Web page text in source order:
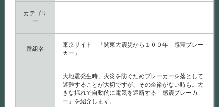
は
カテゴリ
ー
番組名
東京サイト 「関東大震災から１００年 感震ブレー
カー」
大地震発生時、火災を防ぐためブレーカーを落として
避難することが大切ですが、その余裕がない時も。大
きな揺れで自動的に電気を遮断する「感震ブレーカ
ー」を紹介します。